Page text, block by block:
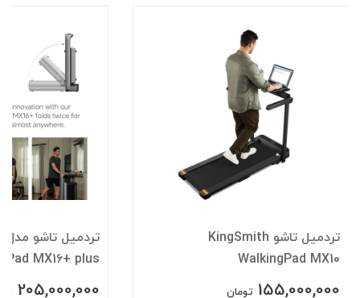
تردمیل تاشو KingSmith
WalkingPad MX10
155,000,000 تومان
MX16+ plus
205,000,000